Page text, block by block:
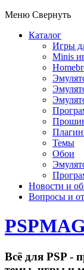
Меню Свернуть
Каталог
Игры
Minis
Темы
Обои
Новости и
Вопросы и
Всё для PSP -